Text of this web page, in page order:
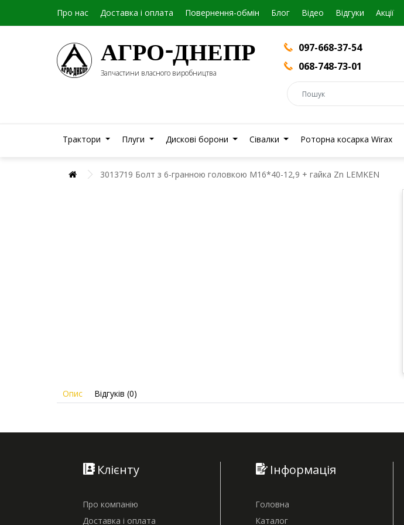
Про нас Доставка і оплата Повернення-обмін Блог Вiдео Відгуки Акції
АГРО-ДНЕПР
Запчастини власного виробництва
097-668-37-54
068-748-73-01
Трактори Плуги Дискові борони Сівалки Роторна косарка Wirax
3013719 Болт з 6-гранною головкою М16*40-12,9 + гайка Zn LEMKEN
Опис Відгуків (0)
Клієнту
Про компанію
Доставка і оплата
Інформація
Головна
Каталог